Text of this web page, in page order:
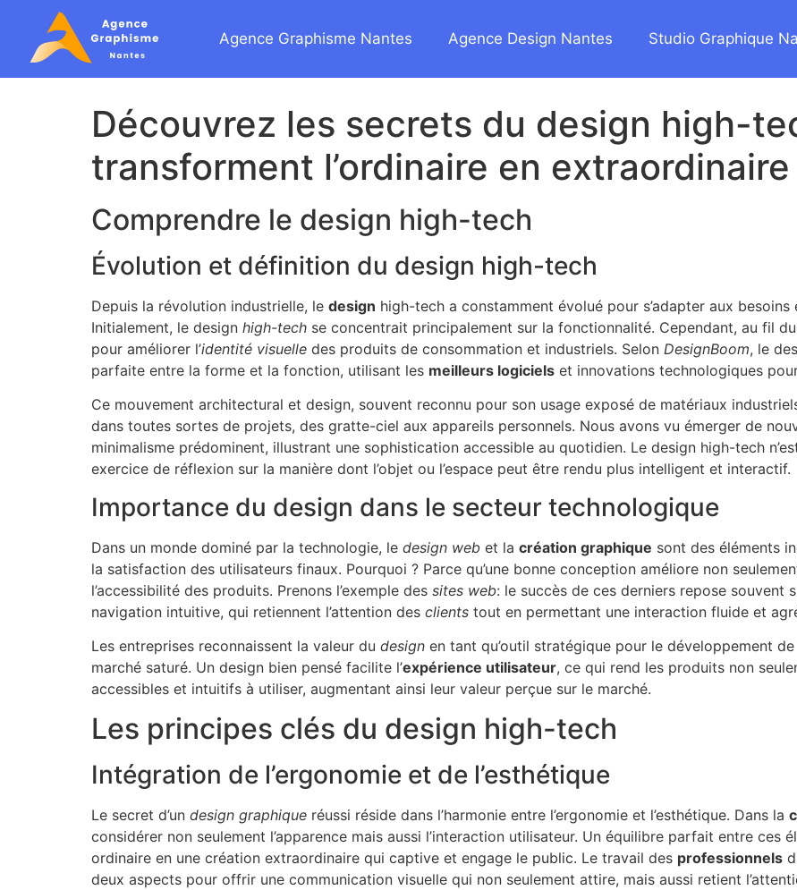
Agence Graphisme Nantes Agence Design Nantes Studio Graphique
Découvrez les secrets du design high-
transforment l’ordinaire en extraordinaire
Comprendre le design high-tech
Évolution et définition du design high-tech
Depuis la révolution industrielle, le design high-tech a constamment évolué pour s’adapter aux
Initialement, le design high-tech se concentrait principalement sur la fonctionnalité. Cependant, au fil
pour améliorer l’identité visuelle des produits de consommation et industriels. Selon DesignBoom, le
parfaite entre la forme et la fonction, utilisant les meilleurs logiciels et innovations technologiques
Ce mouvement architectural et design, souvent reconnu pour son usage exposé de matériaux
dans toutes sortes de projets, des gratte-ciel aux appareils personnels. Nous avons vu émerger de
minimalisme prédominent, illustrant une sophistication accessible au quotidien. Le design high-tech
exercice de réflexion sur la manière dont l’objet ou l’espace peut être rendu plus intelligent et interactif.
Importance du design dans le secteur technologique
Dans un monde dominé par la technologie, le design web et la création graphique sont des éléments
la satisfaction des utilisateurs finaux. Pourquoi ? Parce qu’une bonne conception améliore non
l’accessibilité des produits. Prenons l’exemple des sites web: le succès de ces derniers repose souvent
navigation intuitive, qui retiennent l’attention des clients tout en permettant une interaction fluide et
Les entreprises reconnaissent la valeur du design en tant qu’outil stratégique pour le développement
marché saturé. Un design bien pensé facilite l’expérience utilisateur, ce qui rend les produits non
accessibles et intuitifs à utiliser, augmentant ainsi leur valeur perçue sur le marché.
Les principes clés du design high-tech
Intégration de l’ergonomie et de l’esthétique
Le secret d’un design graphique réussi réside dans l’harmonie entre l’ergonomie et l’esthétique. Dans la
considérer non seulement l’apparence mais aussi l’interaction utilisateur. Un équilibre parfait entre ces
ordinaire en une création extraordinaire qui captive et engage le public. Le travail des professionnels
deux aspects pour offrir une communication visuelle qui non seulement attire, mais aussi retient